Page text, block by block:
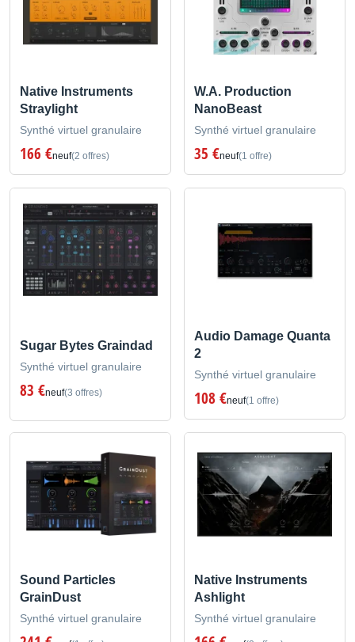
Native Instruments
Straylight
Synthé virtuel granulaire
166 €neuf(2 offres)
W.A. Production
NanoBeast
Synthé virtuel granulaire
35 €neuf(1 offre)
Sugar Bytes Graindad
Synthé virtuel granulaire
83 €neuf(3 offres)
Audio Damage Quanta
2
Synthé virtuel granulaire
108 €neuf(1 offre)
Sound Particles
GrainDust
Synthé virtuel granulaire
Native Instruments
Ashlight
Synthé virtuel granulaire